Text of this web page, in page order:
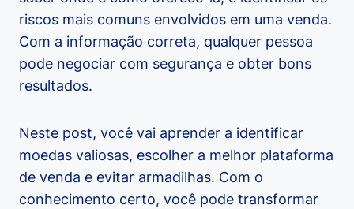
riscos mais comuns envolvidos em uma venda.
Com a informação correta, qualquer pessoa
pode negociar com segurança e obter bons
resultados.
Neste post, você vai aprender a identificar
moedas valiosas, escolher a melhor plataforma
de venda e evitar armadilhas. Com o
conhecimento certo, você pode transformar